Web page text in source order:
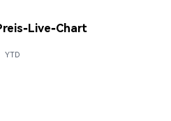
Live-Chart
YTD